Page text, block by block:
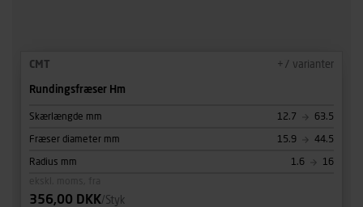
CMT + 7 varianter
Rundingsfræser Hm
Skærlængde mm 12.7 63.5
Fræser diameter mm 15.9 44.5
Radius mm 1.6
16
356,00 DKK/Styk